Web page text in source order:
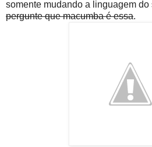
somente mudando a linguagem do
pergunte que macumba é essa.